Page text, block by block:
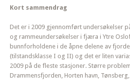
Kort sammendrag
Det er i 2009 gjennomført undersøkelser
og rammeundersøkelser i fjæra i Ytre
bunnforholdene i de åpne delene av
(tilstandsklasse I og II) og det er liten
2009 på de fleste stasjoner. Større
Drammensfjorden, Horten havn,